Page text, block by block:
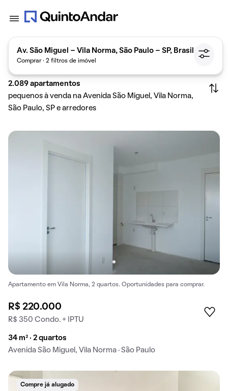
Av. São Miguel - Vila Norma, São Paulo - SP, Brasil
Comprar · 2 filtros de imóvel
2.089 apartamentos
pequenos à venda na Avenida São Miguel, Vila Norma,
São Paulo, SP e arredores
Apartamento em Vila Norma, 2 quartos. Oportunidades para comprar.
R$ 220.000
R$ 350 Condo. + IPTU
34 m² · 2 quartos
Avenida São Miguel, Vila Norma · São Paulo
Compre já alugado